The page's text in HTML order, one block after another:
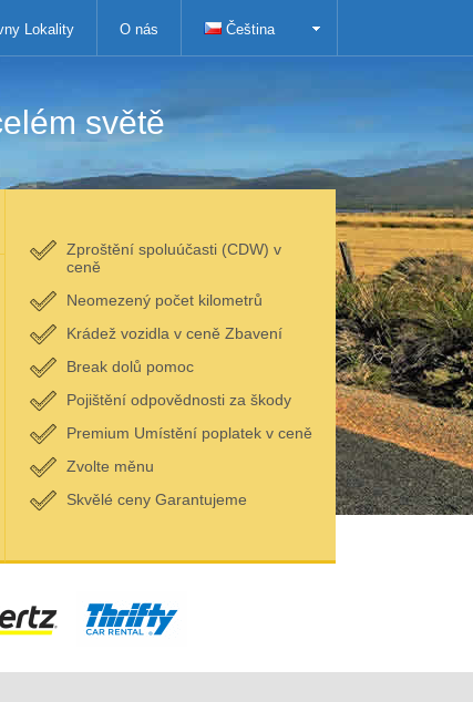
Lokality O nás Čeština
světě
Zproštění spoluúčasti (CDW) v
ceně
Neomezený počet kilometrů
Krádež vozidla v ceně Zbavení
Break dolů pomoc
Pojištění odpovědnosti za škody
Premium Umístění poplatek v ceně
Zvolte měnu
Skvělé ceny Garantujeme